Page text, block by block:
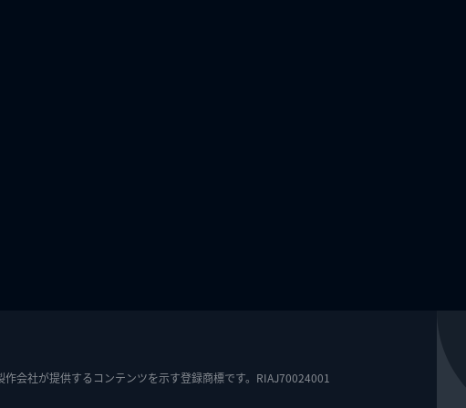
会社が提供するコンテンツを示す登録商標です。RIAJ70024001